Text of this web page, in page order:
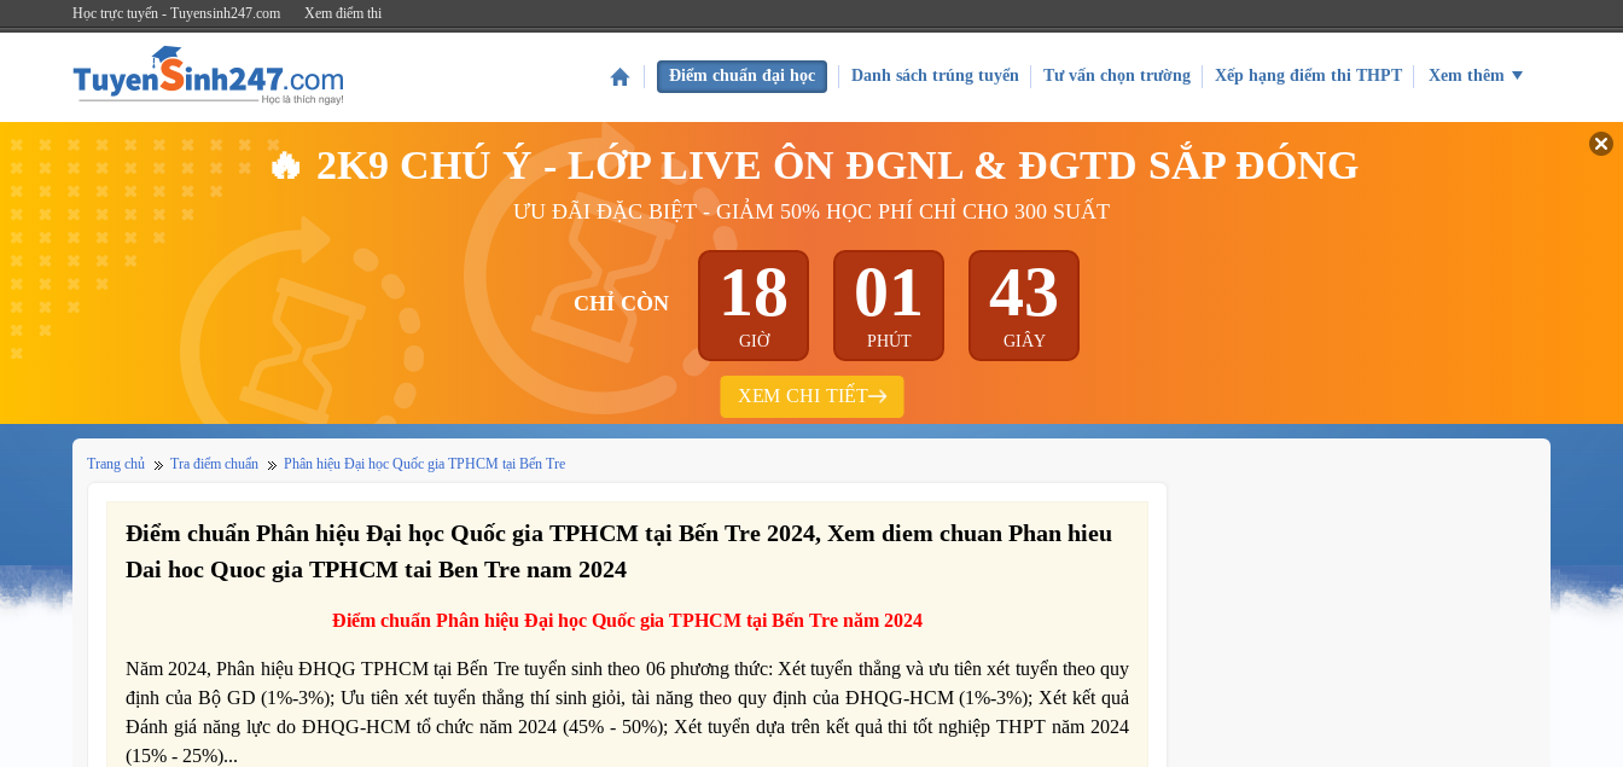
Học trực tuyến - Tuyensinh247.com Xem điểm thi
Điểm chuẩn đại học Danh sách trúng tuyển Tư vấn chọn trường Xếp hạng điểm thi THPT Xem thêm
🔥 2K9 CHÚ Ý - LỚP LIVE ÔN ĐGNL & ĐGTD SẮP ĐÓNG
ƯU ĐÃI ĐẶC BIỆT - GIẢM 50% HỌC PHÍ CHỈ CHO 300 SUẤT
CHỈ CÒN 18
GIỜ
01
PHÚT
42
GIÂY
XEM CHI TIẾT
Trang chủ Tra điểm chuẩn Phân hiệu Đại học Quốc gia TPHCM tại Bến Tre
Điểm chuẩn Phân hiệu Đại học Quốc gia TPHCM tại Bến Tre 2024, Xem diem chuan Phan hieu
Dai hoc Quoc gia TPHCM tai Ben Tre nam 2024
Điểm chuẩn Phân hiệu Đại học Quốc gia TPHCM tại Bến Tre năm 2024
Năm 2024, Phân hiệu ĐHQG TPHCM tại Bến Tre tuyển sinh theo 06 phương thức: Xét tuyển thẳng và ưu tiên xét tuyển theo quy
định của Bộ GD (1%-3%); Ưu tiên xét tuyển thẳng thí sinh giỏi, tài năng theo quy định của ĐHQG-HCM (1%-3%); Xét kết quả
Đánh giá năng lực do ĐHQG-HCM tổ chức năm 2024 (45% - 50%); Xét tuyển dựa trên kết quả thi tốt nghiệp THPT năm 2024
(15% - 25%)...